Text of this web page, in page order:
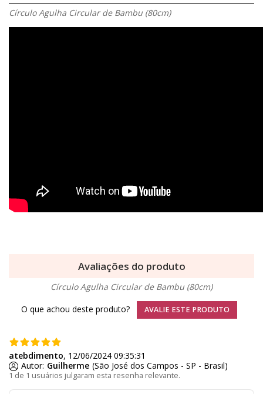
Círculo Agulha Circular de Bambu (80cm)
Avaliações do produto
Círculo Agulha Circular de Bambu (80cm)
O que achou deste produto?
AVALIE ESTE PRODUTO
1 de 1 usuários julgaram esta resenha relevante.
atebdimento, 12/06/2024 09:35:31
Autor: Guilherme (São José dos Campos - SP - Brasil)